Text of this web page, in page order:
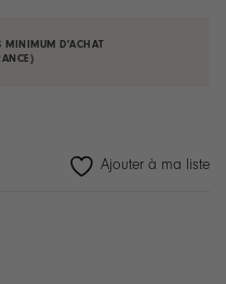
MINIMUM D'ACHAT